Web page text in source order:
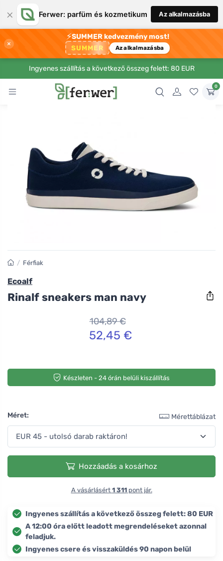
× Ferwer: parfüm és kozmetikum Az alkalmazásba
×
⚡SUMMER kedvezmény most!
SUMMER Az alkalmazásba
Ingyenes szállítás a következő összeg felett: 80 EUR
0
/ Férfiak
Ecoalf
Rinalf sneakers man navy
104,89 €
52,45 €
Készleten - 24 órán belüli kiszállítás
Méret: Mérettáblázat
Hozzáadás a kosárhoz
A vásárlásért 1 311pont jár.
Ingyenes szállítás a következő összeg felett: 80 EUR
A 12:00 óra előtt leadott megrendeléseket azonnal
feladjuk.
Ingyenes csere és visszaküldés 90 napon belül